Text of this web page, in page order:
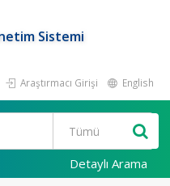
Sistemi
Araştırmacı Girişi English
Detaylı Arama